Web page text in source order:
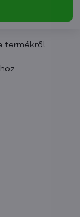
termékről